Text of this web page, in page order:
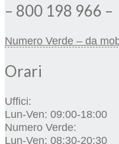
– 800 198 966 –
Numero Verde – da
Orari
Uffici:
Lun-Ven: 09:00-18:00
Numero Verde:
Lun-Ven: 08:30-20:30